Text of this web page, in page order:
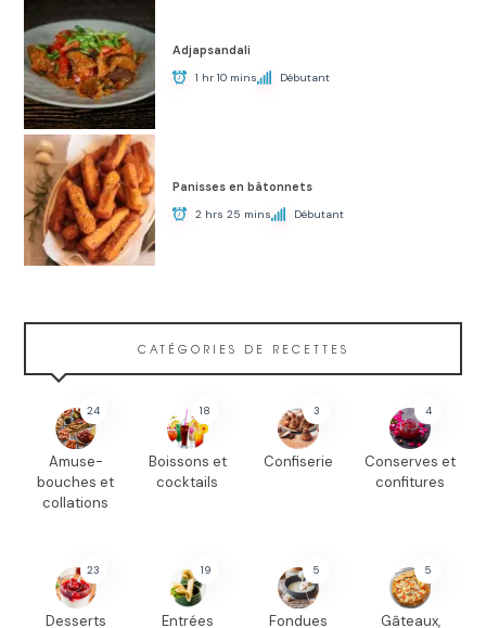
Adjapsandali
1 hr 10 mins Débutant
Panisses en bâtonnets
2 hrs 25 mins Débutant
CATÉGORIES DE RECETTES
24
Amuse-
bouches et
collations
18
Boissons et
cocktails
3
Confiserie
4
Conserves et
confitures
23
Desserts
19
Entrées
5
Fondues
5
Gâteaux,